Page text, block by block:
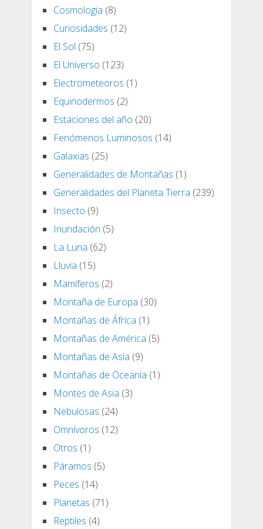
Cosmologia (8)
Curiosidades (12)
El Sol (75)
El Universo (123)
Electrometeoros (1)
Equinodermos (2)
Estaciones del año (20)
Fenómenos Luminosos (14)
Galaxias (25)
Generalidades de Montañas (1)
Generalidades del Planeta Tierra (239)
Insecto (9)
Inundación (5)
La Luna (62)
Lluvia (15)
Mamíferos (2)
Montaña de Europa (30)
Montañas de África (1)
Montañas de América (5)
Montañas de Asia (9)
Montañas de Oceanía (1)
Montes de Asia (3)
Nebulosas (24)
Omnívoros (12)
Otros (1)
Páramos (5)
Peces (14)
Planetas (71)
Reptiles (4)